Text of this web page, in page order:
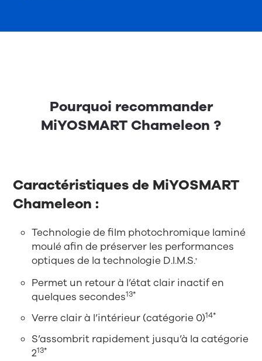
Pourquoi recommander
MiYOSMART Chameleon ?
Caractéristiques de MiYOSMART
Chameleon :
Technologie de film photochromique laminé
moulé afin de préserver les performances
optiques de la technologie D.I.M.S.†
Permet un retour à l’état clair inactif en
quelques secondes13*
Verre clair à l’intérieur (catégorie 0)14*
S’assombrit rapidement jusqu’à la catégorie
213*